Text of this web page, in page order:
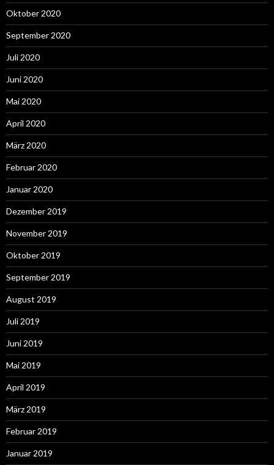
Oktober 2020
September 2020
Juli 2020
Juni 2020
Mai 2020
April 2020
März 2020
Februar 2020
Januar 2020
Dezember 2019
November 2019
Oktober 2019
September 2019
August 2019
Juli 2019
Juni 2019
Mai 2019
April 2019
März 2019
Februar 2019
Januar 2019